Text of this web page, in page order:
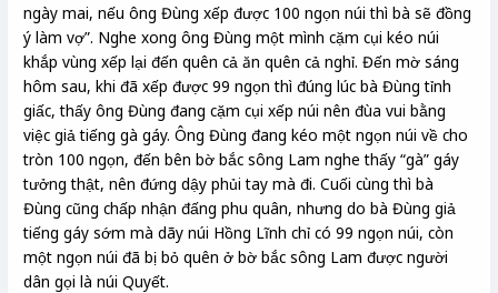
ngày mai, nếu ông Đùng xếp được 100 ngọn núi thì bà sẽ đồng
ý làm vợ”. Nghe xong ông Đùng một mình cặm cụi kéo núi
khắp vùng xếp lại đến quên cả ăn quên cả nghỉ. Đến mờ sáng
hôm sau, khi đã xếp được 99 ngọn thì đúng lúc bà Đùng tỉnh
giấc, thấy ông Đùng đang cặm cụi xếp núi nên đùa vui bằng
việc giả tiếng gà gáy. Ông Đùng đang kéo một ngọn núi về cho
tròn 100 ngọn, đến bên bờ bắc sông Lam nghe thấy “gà” gáy
tưởng thật, nên đứng dậy phủi tay mà đi. Cuối cùng thì bà
Đùng cũng chấp nhận đấng phu quân, nhưng do bà Đùng giả
tiếng gáy sớm mà dãy núi Hồng Lĩnh chỉ có 99 ngọn núi, còn
một ngọn núi đã bị bỏ quên ở bờ bắc sông Lam được người
dân gọi là núi Quyết.